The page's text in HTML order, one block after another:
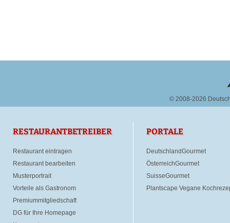
© 2008-2026
RESTAURANTBETREIBER
Restaurant eintragen
Restaurant bearbeiten
Musterportrait
Vorteile als Gastronom
Premiummitgliedschaft
DG für Ihre Homepage
PORTALE
DeutschlandGourmet
ÖsterreichGourmet
SuisseGourmet
Plantscape Vegane